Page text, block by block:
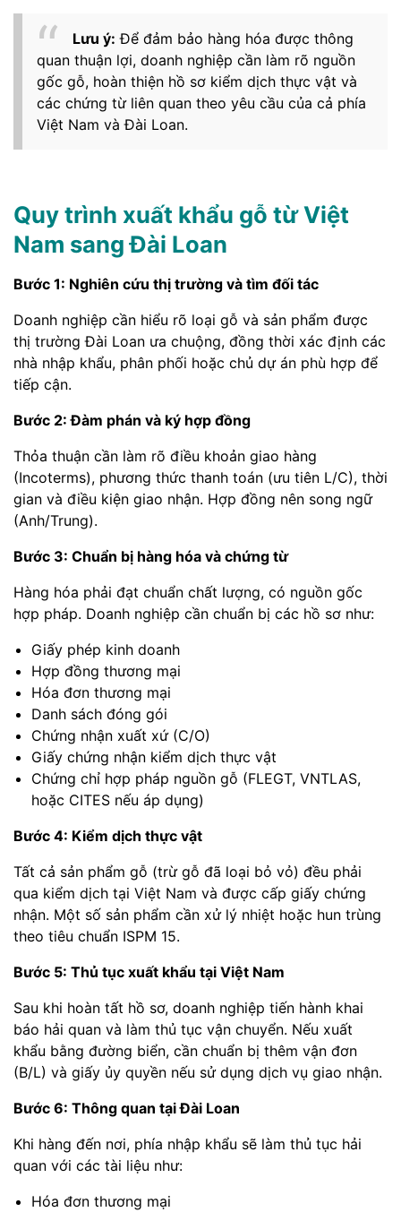
Lưu ý: Để đảm bảo hàng hóa được thông
quan thuận lợi, doanh nghiệp cần làm rõ nguồn
gốc gỗ, hoàn thiện hồ sơ kiểm dịch thực vật và
các chứng từ liên quan theo yêu cầu của cả phía
Việt Nam và Đài Loan.
Quy trình xuất khẩu gỗ từ Việt
Nam sang Đài Loan
Bước 1: Nghiên cứu thị trường và tìm đối tác
Doanh nghiệp cần hiểu rõ loại gỗ và sản phẩm được
thị trường Đài Loan ưa chuộng, đồng thời xác định các
nhà nhập khẩu, phân phối hoặc chủ dự án phù hợp để
tiếp cận.
Bước 2: Đàm phán và ký hợp đồng
Thỏa thuận cần làm rõ điều khoản giao hàng
(Incoterms), phương thức thanh toán (ưu tiên L/C), thời
gian và điều kiện giao nhận. Hợp đồng nên song ngữ
(Anh/Trung).
Bước 3: Chuẩn bị hàng hóa và chứng từ
Hàng hóa phải đạt chuẩn chất lượng, có nguồn gốc
hợp pháp. Doanh nghiệp cần chuẩn bị các hồ sơ như:
Giấy phép kinh doanh
Hợp đồng thương mại
Hóa đơn thương mại
Danh sách đóng gói
Chứng nhận xuất xứ (C/O)
Giấy chứng nhận kiểm dịch thực vật
Chứng chỉ hợp pháp nguồn gỗ (FLEGT, VNTLAS,
hoặc CITES nếu áp dụng)
Bước 4: Kiểm dịch thực vật
Tất cả sản phẩm gỗ (trừ gỗ đã loại bỏ vỏ) đều phải
qua kiểm dịch tại Việt Nam và được cấp giấy chứng
nhận. Một số sản phẩm cần xử lý nhiệt hoặc hun trùng
theo tiêu chuẩn ISPM 15.
Bước 5: Thủ tục xuất khẩu tại Việt Nam
Sau khi hoàn tất hồ sơ, doanh nghiệp tiến hành khai
báo hải quan và làm thủ tục vận chuyển. Nếu xuất
khẩu bằng đường biển, cần chuẩn bị thêm vận đơn
(B/L) và giấy ủy quyền nếu sử dụng dịch vụ giao nhận.
Bước 6: Thông quan tại Đài Loan
Khi hàng đến nơi, phía nhập khẩu sẽ làm thủ tục hải
quan với các tài liệu như:
Hóa đơn thương mại